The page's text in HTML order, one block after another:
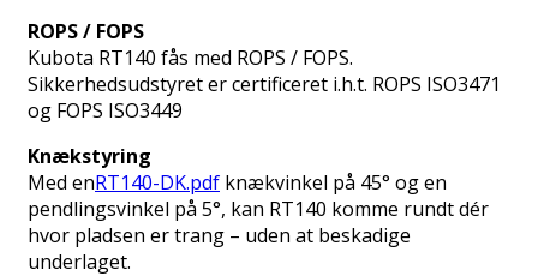
ROPS / FOPS
Kubota RT140 fås med ROPS / FOPS.
Sikkerhedsudstyret er certificeret i.h.t. ROPS ISO3471
og FOPS ISO3449
Knækstyring
Med enRT140-DK.pdf knækvinkel på 45° og en
pendlingsvinkel på 5°, kan RT140 komme rundt dér
hvor pladsen er trang – uden at beskadige
underlaget.